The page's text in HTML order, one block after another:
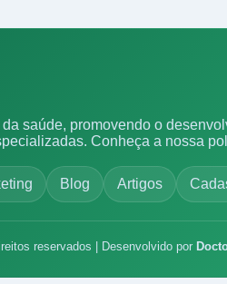
saúde, promovendo o
Conheça a nossa
Blog Artigos
reservados | Desenvolvido por